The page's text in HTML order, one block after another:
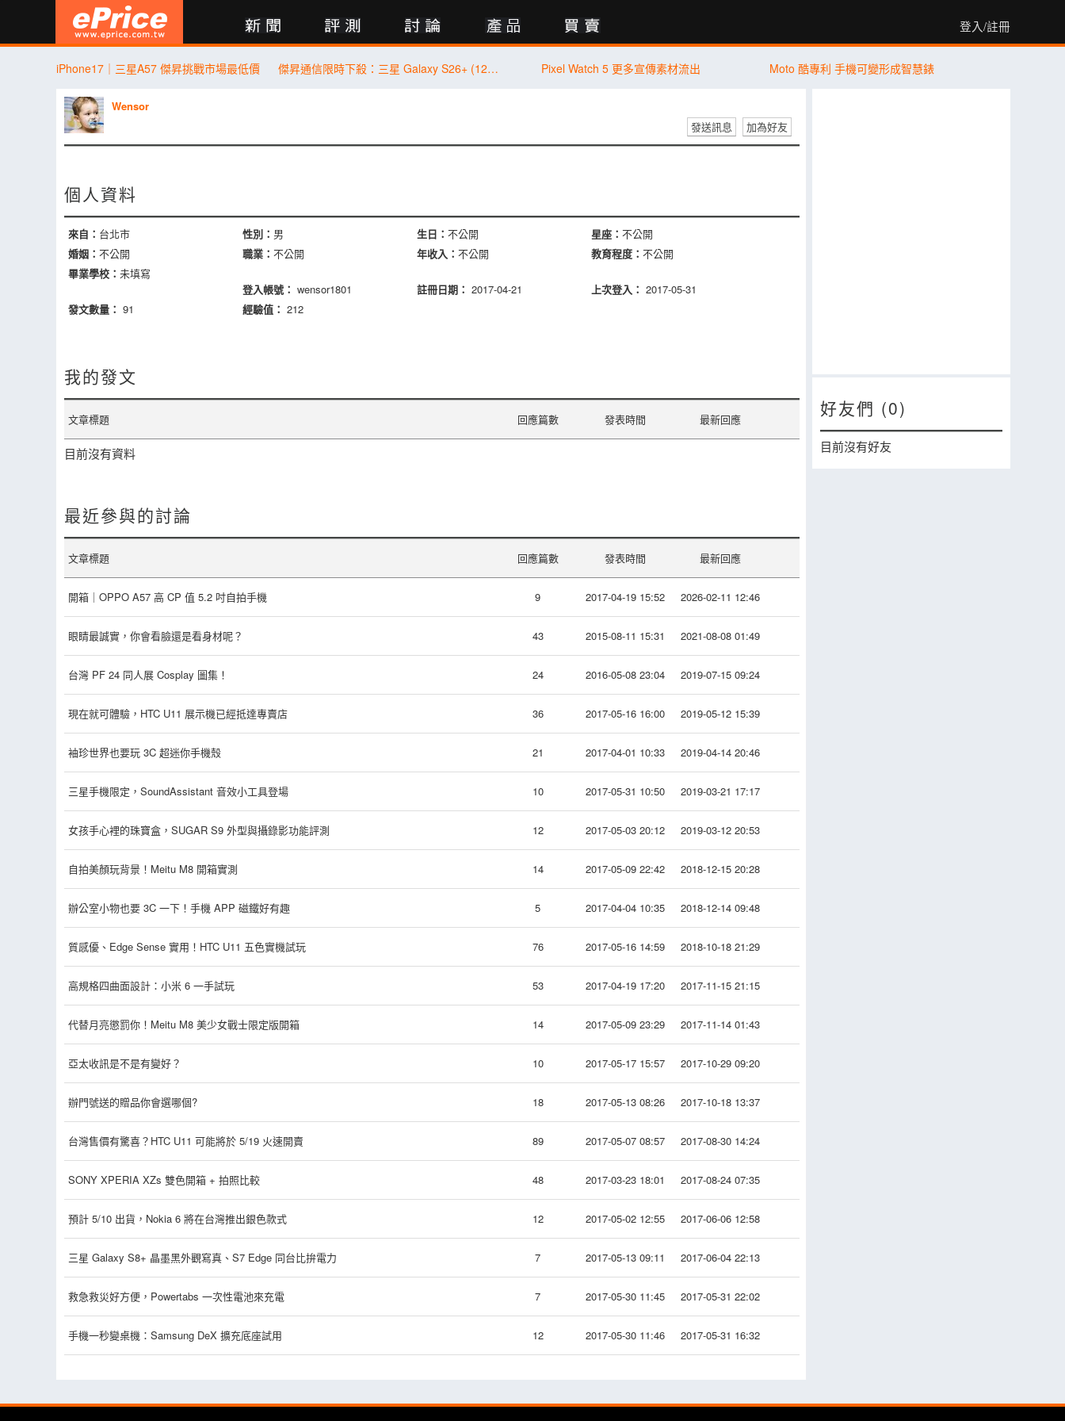
登入/註冊
評測 討論 產品 買賣 商城 登入 行動版
iPhone17｜三星A57 傑昇挑戰市場最低價 傑昇通信限時下殺：三星 Galaxy S26+ (12G/256G) 只要 $29,990 元！(8/6-8/9) Pixel Watch 5 更多宣傳素材流出 Moto 酷專利 手機可變形成智慧錶
Wensor
發送訊息
加為好友
個人資料
來自： 台北市 性別： 男 生日： 不公開 星座： 不公開
婚姻： 不公開 職業： 不公開 年收入： 不公開 教育程度： 不公開
畢業學校： 未填寫
登入帳號： wensor1801 註冊日期： 2017-04-21 上次登入： 2017-05-31
發文數量： 91 經驗值： 212
我的發文
文章標題 回應篇數 發表時間 最新回應
目前沒有資料
最近參與的討論
文章標題 回應篇數 發表時間 最新回應
開箱｜OPPO A57 高 CP 值 5.2 吋自拍手機 9 2017-04-19 15:52 2026-02-11 12:46
眼睛最誠實，你會看臉還是看身材呢？ 43 2015-08-11 15:31 2021-08-08 01:49
台灣 PF 24 同人展 Cosplay 圖集！ 24 2016-05-08 23:04 2019-07-15 09:24
現在就可體驗，HTC U11 展示機已經抵達專賣店 36 2017-05-16 16:00 2019-05-12 15:39
袖珍世界也要玩 3C 超迷你手機殼 21 2017-04-01 10:33 2019-04-14 20:46
三星手機限定，SoundAssistant 音效小工具登場 10 2017-05-31 10:50 2019-03-21 17:17
女孩手心裡的珠寶盒，SUGAR S9 外型與攝錄影功能評測 12 2017-05-03 20:12 2019-03-12 20:53
自拍美顏玩背景！Meitu M8 開箱實測 14 2017-05-09 22:42 2018-12-15 20:28
辦公室小物也要 3C 一下！手機 APP 磁鐵好有趣 5 2017-04-04 10:35 2018-12-14 09:48
質感優、Edge Sense 實用！HTC U11 五色實機試玩 76 2017-05-16 14:59 2018-10-18 21:29
高規格四曲面設計：小米 6 一手試玩 53 2017-04-19 17:20 2017-11-15 21:15
代替月亮懲罰你！Meitu M8 美少女戰士限定版開箱 14 2017-05-09 23:29 2017-11-14 01:43
亞太收訊是不是有變好？ 10 2017-05-17 15:57 2017-10-29 09:20
辦門號送的贈品你會選哪個? 18 2017-05-13 08:26 2017-10-18 13:37
台灣售價有驚喜？HTC U11 可能將於 5/19 火速開賣 89 2017-05-07 08:57 2017-08-30 14:24
SONY XPERIA XZs 雙色開箱 + 拍照比較 48 2017-03-23 18:01 2017-08-24 07:35
預計 5/10 出貨，Nokia 6 將在台灣推出銀色款式 12 2017-05-02 12:55 2017-06-06 12:58
三星 Galaxy S8+ 晶墨黑外觀寫真、S7 Edge 同台比拚電力 7 2017-05-13 09:11 2017-06-04 22:13
救急救災好方便，Powertabs 一次性電池來充電 7 2017-05-30 11:45 2017-05-31 22:02
手機一秒變桌機：Samsung DeX 擴充底座試用 12 2017-05-30 11:46 2017-05-31 16:32
好友們 (0)
目前沒有好友